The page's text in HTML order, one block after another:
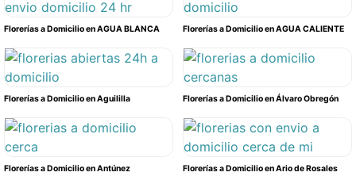
Florerías a Domicilio en AGUA BLANCA Florerías a Domicilio en AGUA CALIENTE
Florerías a Domicilio en Aguililla Florerías a Domicilio en Álvaro Obregón
Florerías a Domicilio en Antúnez Florerías a Domicilio en Ario de Rosales